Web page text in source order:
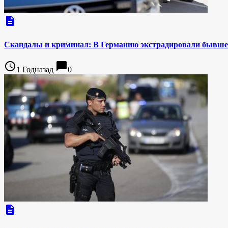
description
Скандалы и криминал: В Германию экстрадировали
access_time1 Годназад chat_bubble0
description